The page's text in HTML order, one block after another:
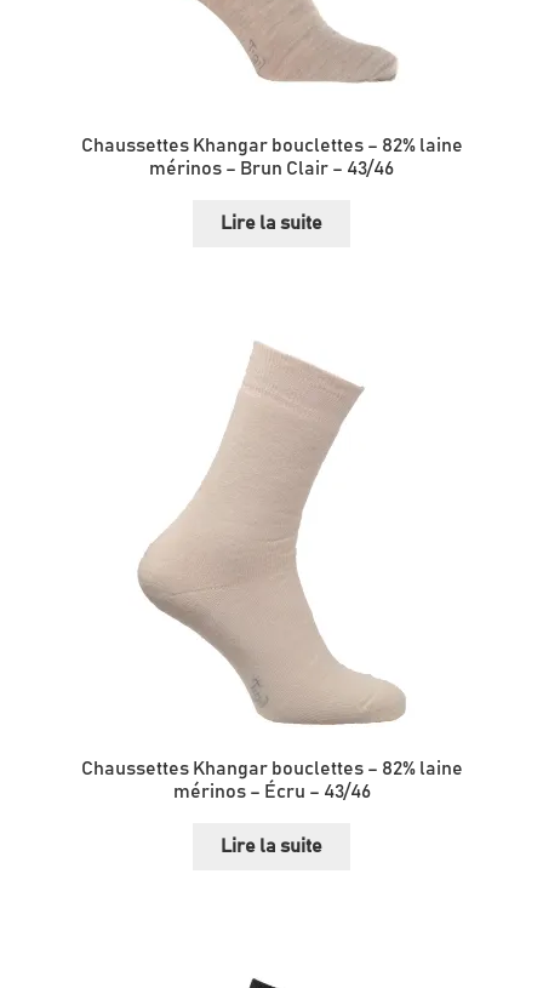
Chaussettes Khangar bouclettes – 82% laine
mérinos – Brun Clair – 43/46
Lire la suite
Chaussettes Khangar bouclettes – 82% laine
mérinos – Écru – 43/46
Lire la suite